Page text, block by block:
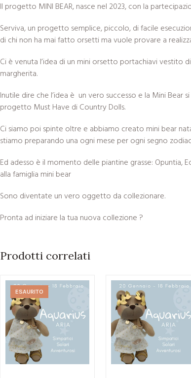
Il progetto MINI BEAR, nasce nel 2023, con la
Serviva, un progetto semplice, piccolo, di facile
di chi non ha mai fatto orsetti ma vuole provare a
Ci è venuta l’idea di un mini orsetto portachiavi vestito
margherita.
Inutile dire che l’idea è un vero successo e la Mini Bear
progetto Must Have di Country Dolls.
Ci siamo poi spinte oltre e abbiamo creato mini bear
stiamo preparando una ogni mese per ogni segno
Ed adesso è il momento delle piantine grasse: Opuntia,
alla famiglia mini bear
Sono diventate un vero oggetto da collezionare.
Pronta ad iniziare la tua nuova collezione ?
Prodotti correlati
ESAURITO